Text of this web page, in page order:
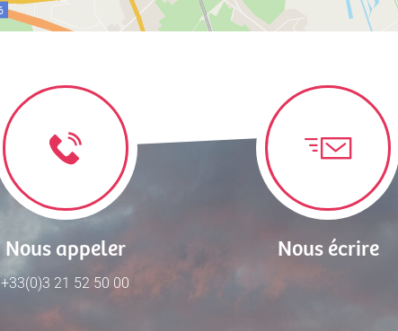
Nous appeler
+33(0)3 21 52 50 00
Nous écrire